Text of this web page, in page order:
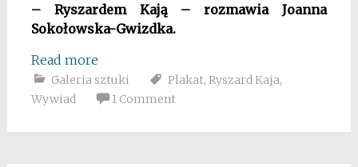
– Ryszardem Kają – rozmawia Joanna
Sokołowska-Gwizdka.
Read more
Galeria sztuki Plakat, Ryszard Kaja,
Wywiad
1 Comment